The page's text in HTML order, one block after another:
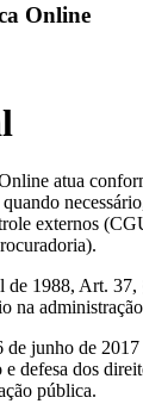
Online
atua
externos
de 1988, Art. 37,
na
de junho de
defesa dos
pública.